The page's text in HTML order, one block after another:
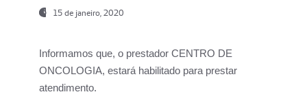
15 de janeiro, 2020
Informamos que, o prestador CENTRO DE
ONCOLOGIA, estará habilitado para prestar
atendimento.